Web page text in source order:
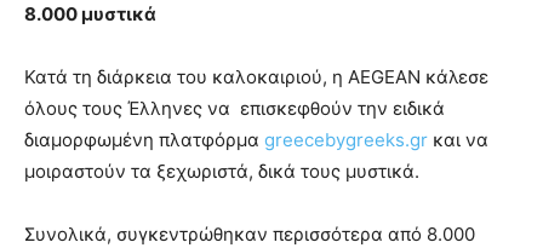
8.000 μυστικά
Κατά τη διάρκεια του καλοκαιριού, η AEGEAN κάλεσε
όλους τους Έλληνες να επισκεφθούν την ειδικά
διαμορφωμένη πλατφόρμα greecebygreeks.gr και να
μοιραστούν τα ξεχωριστά, δικά τους μυστικά.
Συνολικά, συγκεντρώθηκαν περισσότερα από 8.000